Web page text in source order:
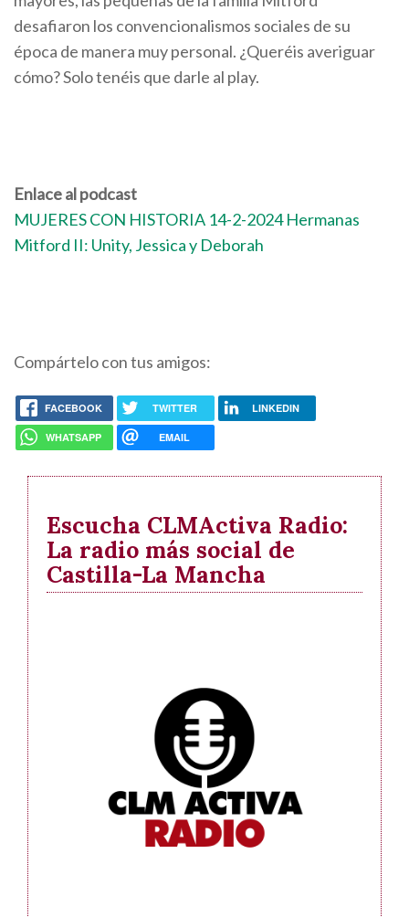
desafiaron los convencionalismos sociales de su
época de manera muy personal. ¿Queréis averiguar
cómo? Solo tenéis que darle al play.
Enlace al podcast
MUJERES CON HISTORIA 14-2-2024 Hermanas
Mitford II: Unity, Jessica y Deborah
Compártelo con tus amigos:
FACEBOOK TWITTER LINKEDIN
WHATSAPP EMAIL
Escucha CLMActiva Radio:
La radio más social de
Castilla-La Mancha